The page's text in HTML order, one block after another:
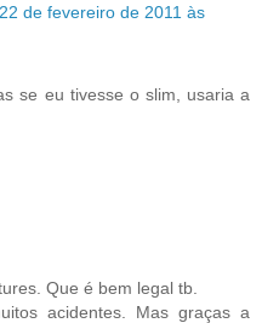
22 de fevereiro de 2011 às
se eu tivesse o slim, usaria a
Que é bem legal tb.
acidentes. Mas graças a